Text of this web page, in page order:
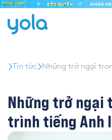
Tin tức Những trở ngại
Những trở ngại
trình tiếng Anh